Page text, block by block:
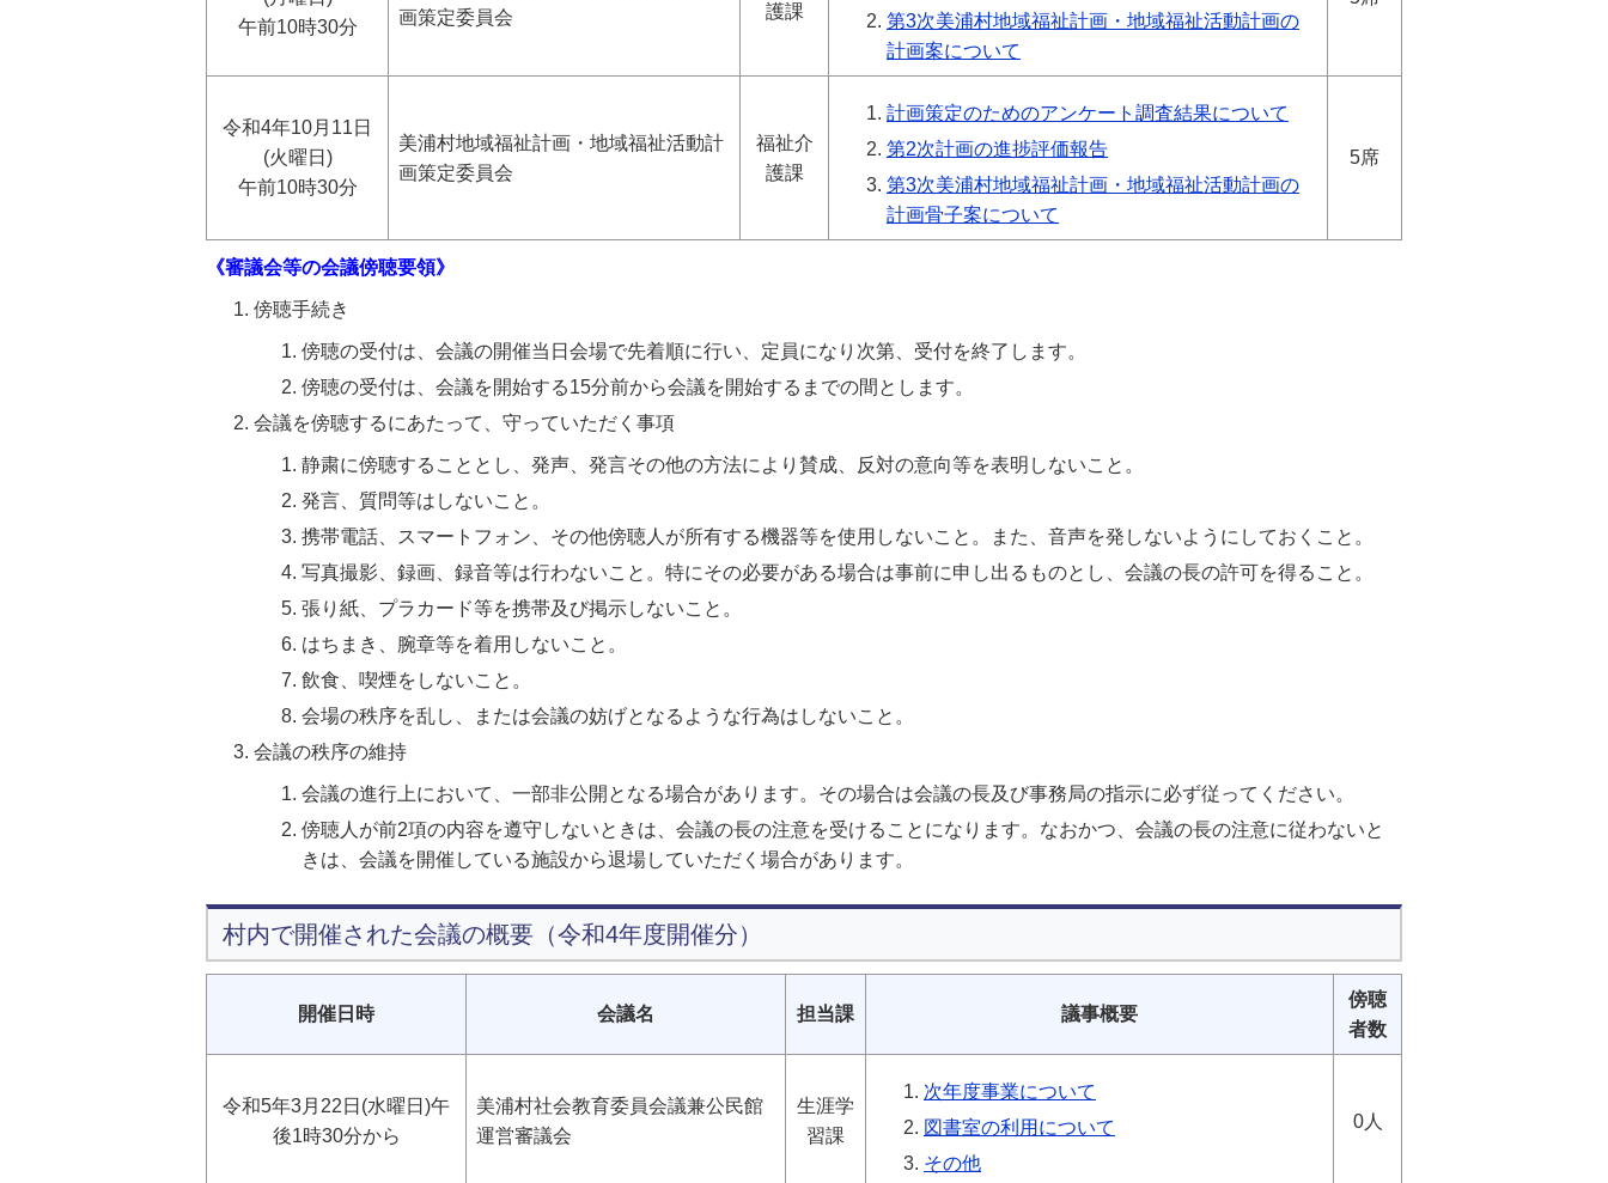
午前10時30分
画策定委員会
護課
第3次美浦村地域福祉計画・地域福祉活動計画の
計画案について
令和4年10月11日
(火曜日)
午前10時30分
美浦村地域福祉計画・地域福祉活動計
画策定委員会
福祉介
護課
計画策定のためのアンケート調査結果について
第2次計画の進捗評価報告
第3次美浦村地域福祉計画・地域福祉活動計画の
計画骨子案について
5席
《審議会等の会議傍聴要領》
傍聴手続き
傍聴の受付は、会議の開催当日会場で先着順に行い、定員になり次第、受付を終了します。
傍聴の受付は、会議を開始する15分前から会議を開始するまでの間とします。
会議を傍聴するにあたって、守っていただく事項
静粛に傍聴することとし、発声、発言その他の方法により賛成、反対の意向等を表明しないこと。
発言、質問等はしないこと。
携帯電話、スマートフォン、その他傍聴人が所有する機器等を使用しないこと。また、音声を発しないようにしておくこと。
写真撮影、録画、録音等は行わないこと。特にその必要がある場合は事前に申し出るものとし、会議の長の許可を得ること。
張り紙、プラカード等を携帯及び掲示しないこと。
はちまき、腕章等を着用しないこと。
飲食、喫煙をしないこと。
会場の秩序を乱し、または会議の妨げとなるような行為はしないこと。
会議の秩序の維持
会議の進行上において、一部非公開となる場合があります。その場合は会議の長及び事務局の指示に必ず従ってください。
傍聴人が前2項の内容を遵守しないときは、会議の長の注意を受けることになります。なおかつ、会議の長の注意に従わないと
きは、会議を開催している施設から退場していただく場合があります。
村内で開催された会議の概要（令和4年度開催分）
開催日時 会議名 担当課 議事概要
傍聴
者数
令和5年3月22日(水曜日)午
後1時30分から
美浦村社会教育委員会議兼公民館
運営審議会
生涯学
習課
次年度事業について
図書室の利用について
その他
0人